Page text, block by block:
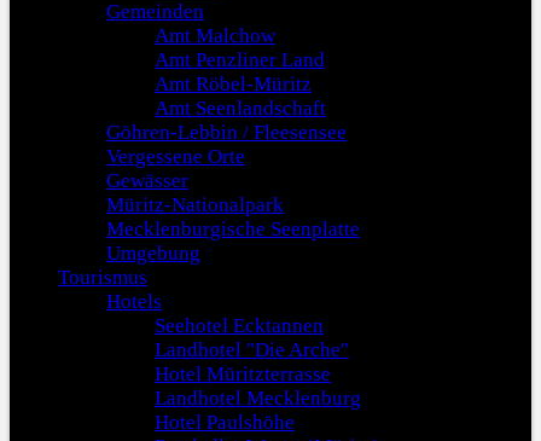
Gemeinden
Amt Malchow
Amt Penzliner Land
Amt Röbel-Müritz
Amt Seenlandschaft
Göhren-Lebbin / Fleesensee
Vergessene Orte
Gewässer
Müritz-Nationalpark
Mecklenburgische Seenplatte
Umgebung
Tourismus
Hotels
Seehotel Ecktannen
Landhotel "Die Arche"
Hotel Müritzterrasse
Landhotel Mecklenburg
Hotel Paulshöhe